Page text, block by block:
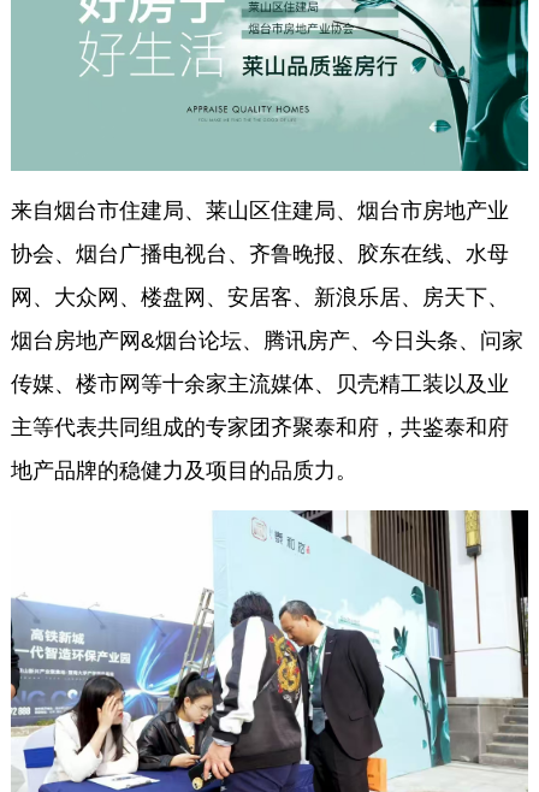
来自烟台市住建局、莱山区住建局、烟台市房地产业
协会、烟台广播电视台、齐鲁晚报、胶东在线、水母
网、大众网、楼盘网、安居客、新浪乐居、房天下、
烟台房地产网&烟台论坛、腾讯房产、今日头条、问家
传媒、楼市网等十余家主流媒体、贝壳精工装以及业
主等代表共同组成的专家团齐聚泰和府，共鉴泰和府
地产品牌的稳健力及项目的品质力。